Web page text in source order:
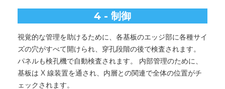
4 - 制御
視覚的な管理を助けるために、各基板のエッジ部に各種サイ
ズの穴がすべて開けられ、穿孔段階の後で検査されます。
パネルも検孔機で自動検査されます。 内部管理のために、
基板は X 線装置を通され、内層との関連で全体の位置がチ
ェックされます。